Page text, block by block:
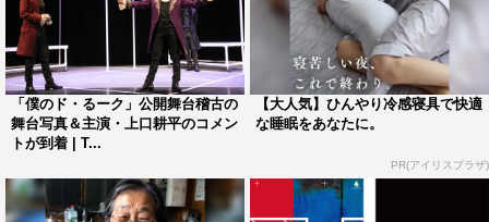
も、今回は短期間の公演にも関わらず、できれば日替りぐ
らいでキャストを入れ替えること。以上。
なかなかこんなオファーはない。面白そうなのでシリーズ
化されたのかはわからないが、今回もやることにした。
鈴木勝秀（suzukatz.）
「僕のド・るーク」
「僕のド・るーク」公開舞台稽古の
舞台写真＆主演・上口耕平のコメン
トが到着 | T...
【大人気】ひんやり冷感寝具で快適
な睡眠をあなたに。
PR(アイリスプラザ)